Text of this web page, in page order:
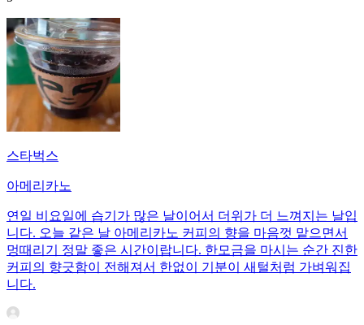
스타벅스
아메리카노
연일 비요일에 습기가 많은 날이어서 더위가 더 느껴지는 날입
니다. 오늘 같은 날 아메리카노 커피의 향을 마음껏 맡으면서
멍때리기 정말 좋은 시간이랍니다. 한모금을 마시는 순간 진한
커피의 향긋함이 전해져서 한없이 기분이 새털처럼 가벼워집
니다.